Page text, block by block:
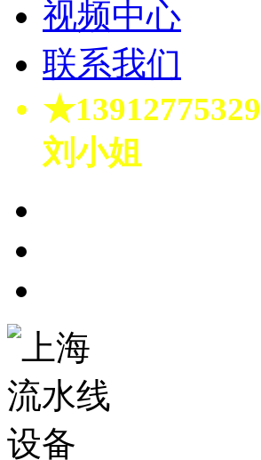
视频中心
联系我们
★13912775329
刘小姐